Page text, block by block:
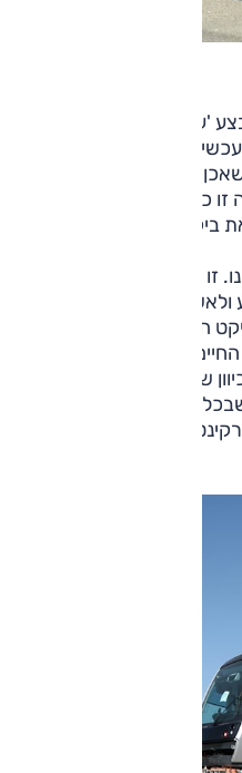
'עלות השחר, צלצל אלי
לבוא לישראל כאשר
מסוכן, כי אם המבצע
זו כשבעה אנשים. הם יהרגו
זו בושה וחרפה שהכנסת לא
את החוק העוסק
הזה חשוב לא רק בגלל
במטרופולין הגדול
שתנגיש את העיר הגדולה
יום בו אין רכבת כזו,
למכוניות, להולכי רגל